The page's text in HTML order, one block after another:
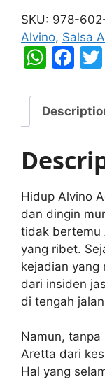
quantity
SKU: 978-
Alvino, Salsa
W
at
s
p
p
F
c
e
o
o
k
Hidup Alvino
dan dingin
tidak bertemu
yang ribet.
kejadian yang
dari insiden
di tengah
Namun,
Aretta dari
Hal yang